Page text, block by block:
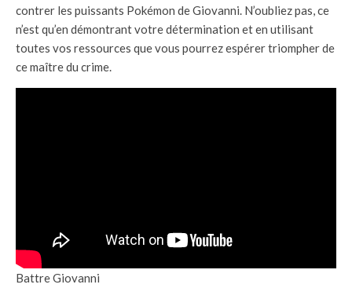
contrer les puissants Pokémon de Giovanni. N’oubliez pas, ce
n’est qu’en démontrant votre détermination et en utilisant
toutes vos ressources que vous pourrez espérer triompher de
ce maître du crime.
Battre Giovanni